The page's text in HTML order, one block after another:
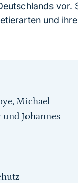
und
Michael
Johannes